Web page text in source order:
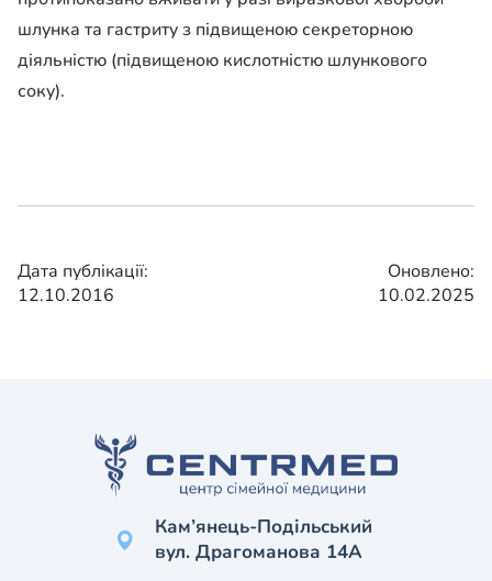
шлунка та гастриту з підвищеною секреторною
діяльністю (підвищеною кислотністю шлункового
соку).
Дата публікації:
12.10.2016
Оновлено:
10.02.2025
Кам’янець-Подільський
вул. Драгоманова 14А